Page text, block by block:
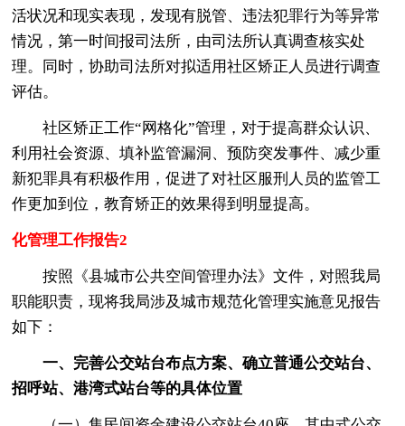
活状况和现实表现，发现有脱管、违法犯罪行为等异常
情况，第一时间报司法所，由司法所认真调查核实处
理。同时，协助司法所对拟适用社区矫正人员进行调查
评估。
社区矫正工作“网格化”管理，对于提高群众认识、
利用社会资源、填补监管漏洞、预防突发事件、减少重
新犯罪具有积极作用，促进了对社区服刑人员的监管工
作更加到位，教育矫正的效果得到明显提高。
化管理工作报告2
按照《县城市公共空间管理办法》文件，对照我局
职能职责，现将我局涉及城市规范化管理实施意见报告
如下：
一、完善公交站台布点方案、确立普通公交站台、
招呼站、港湾式站台等的具体位置